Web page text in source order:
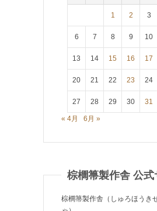
1 2 3
6 7 8 9 10
13 14 15 16 17
20 21 22 23 24
27 28 29 30 31
« 4月 6月 »
棕櫚箒製作舎 公式
棕櫚箒製作舎（しゅろほうき